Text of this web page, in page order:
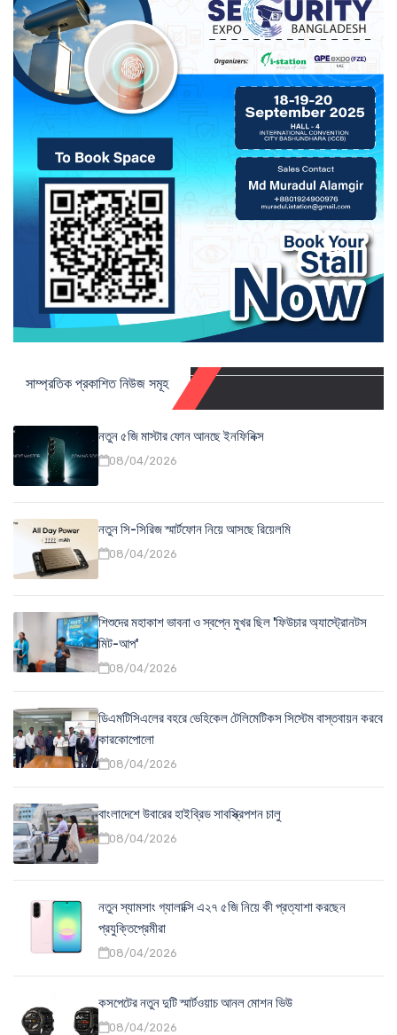
সাম্প্রতিক প্রকাশিত নিউজ সমূহ
নতুন ৫জি মাস্টার ফোন আনছে ইনফিনিক্স
08/04/2026
নতুন সি-সিরিজ স্মার্টফোন নিয়ে আসছে রিয়েলমি
08/04/2026
শিশুদের মহাকাশ ভাবনা ও স্বপ্নে মুখর ছিল 'ফিউচার অ্যাস্ট্রোনটস
মিট-আপ'
08/04/2026
ডিএমটিসিএলের বহরে ভেহিকেল টেলিমেটিকস সিস্টেম বাস্তবায়ন করবে
কারকোপোলো
08/04/2026
বাংলাদেশে উবারের হাইব্রিড সাবস্ক্রিপশন চালু
08/04/2026
নতুন স্যামসাং গ্যালাক্সি এ২৭ ৫জি নিয়ে কী প্রত্যাশা করছেন
প্রযুক্তিপ্রেমীরা
08/04/2026
কসপেটের নতুন দুটি স্মার্টওয়াচ আনল মোশন ভিউ
08/04/2026